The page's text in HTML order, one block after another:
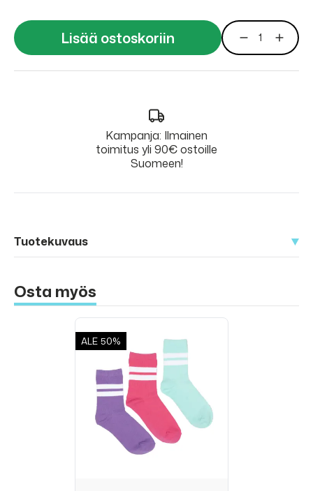
Lisää ostoskoriin
Kampanja: Ilmainen
toimitus yli 90€ ostoille
Suomeen!
Tuotekuvaus
Osta myös
ALE 50%